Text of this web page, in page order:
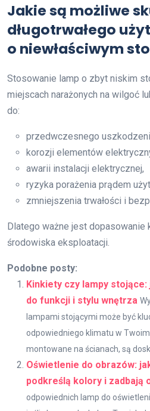
Jakie są możliwe
długotrwałego
o niewłaściwym
Stosowanie lamp o zbyt niskim
miejscach narażonych na wilgoć
do:
przedwczesnego
korozji elementów
awarii instalacji elektrycznej,
ryzyka porażenia prądem
zmniejszenia trwałości i
Dlatego ważne jest dopasowanie
środowiska eksploatacji.
Podobne posty:
Kinkiety czy lampy
do funkcji i stylu wnętrza
lampami stojącymi może być
odpowiedniego klimatu w
montowane na ścianach, są
Oświetlenie do obrazów:
podkreślą kolory i zadbają
odpowiednich lamp do